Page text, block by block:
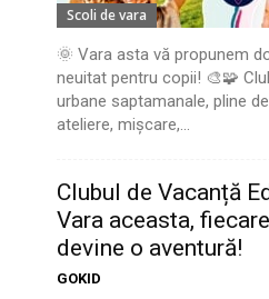
Scoli de vara
🌞 Vara asta vă propunem
neuitat pentru copii! 🎨🧩
urbane saptamanale, pline
ateliere, mișcare,...
Clubul de Vacanță
Vara aceasta,
devine o aventură!
GOKID